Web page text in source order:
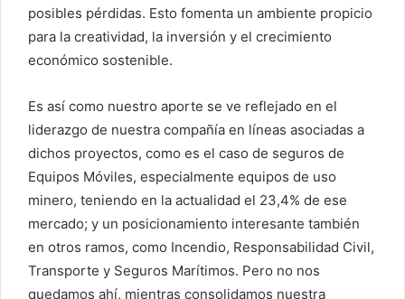
posibles pérdidas. Esto fomenta un ambiente propicio
para la creatividad, la inversión y el crecimiento
económico sostenible.
Es así como nuestro aporte se ve reflejado en el
liderazgo de nuestra compañía en líneas asociadas a
dichos proyectos, como es el caso de seguros de
Equipos Móviles, especialmente equipos de uso
minero, teniendo en la actualidad el 23,4% de ese
mercado; y un posicionamiento interesante también
en otros ramos, como Incendio, Responsabilidad Civil,
Transporte y Seguros Marítimos. Pero no nos
quedamos ahí, mientras consolidamos nuestra